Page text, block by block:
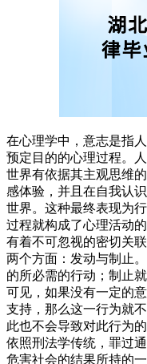
在心理学中，意志是指
预定目的的心理过程。
世界有依据其主观思维
感体验，并且在自我认
世界。这种最终表现为
过程就构成了心理活动
有着不可忽视的密切关
两个方面：发动与制止
的所必需的行动；制止
可见，如果没有一定的
支持，那么这一行为就
此也不会导致对此行为的
依照刑法学传统，罪过
危害社会的结果所持的